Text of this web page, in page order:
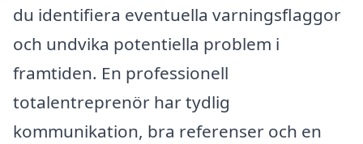
du identifiera eventuella varningsflaggor
och undvika potentiella problem i
framtiden. En professionell
totalentreprenör har tydlig
kommunikation, bra referenser och en